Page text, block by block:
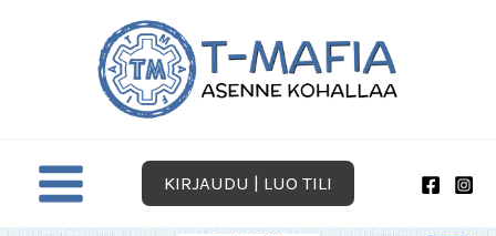
KIRJAUDU | LUO TILI